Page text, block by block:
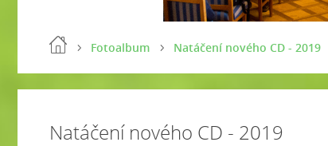
Fotoalbum Natáčení nového CD - 2019
Natáčení nového CD - 2019